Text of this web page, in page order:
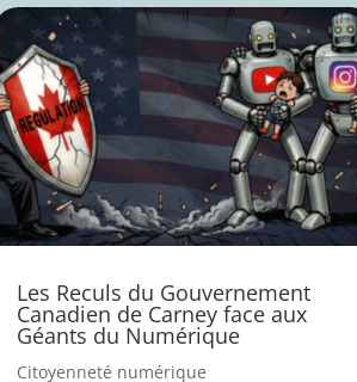
Les Reculs du Gouvernement
Canadien de Carney face aux
Géants du Numérique
Citoyenneté numérique